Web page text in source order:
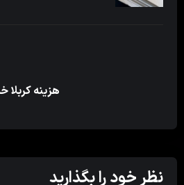
هزینه کربلا
نظر خود را بگذارید